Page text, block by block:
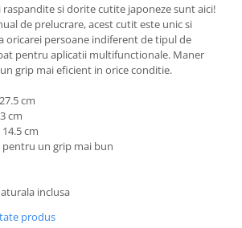
si dorite cutite japoneze sunt aici!
de prelucrare, acest cutit este unic si
oricarei persoane indiferent de tipul de
pentru aplicatii multifunctionale. Maner
grip mai eficient in orice conditie.
cm
cm
cm
un grip mai bun
inclusa
produs